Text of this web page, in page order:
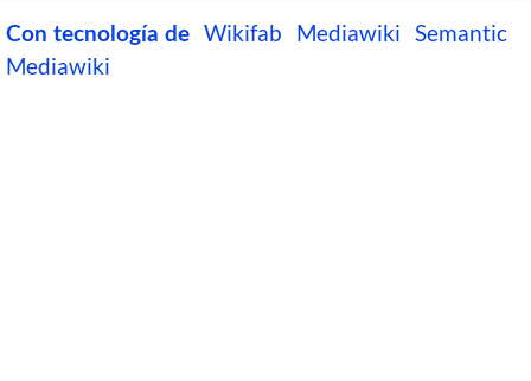
Con tecnología de Wikifab Mediawiki Semantic
Mediawiki